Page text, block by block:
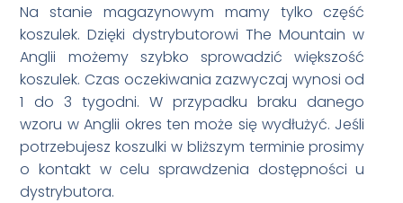
Na stanie magazynowym mamy tylko część
koszulek. Dzięki dystrybutorowi The Mountain w
Anglii możemy szybko sprowadzić większość
koszulek. Czas oczekiwania zazwyczaj wynosi od
1 do 3 tygodni. W przypadku braku danego
wzoru w Anglii okres ten może się wydłużyć. Jeśli
potrzebujesz koszulki w bliższym terminie prosimy
o kontakt w celu sprawdzenia dostępności u
dystrybutora.